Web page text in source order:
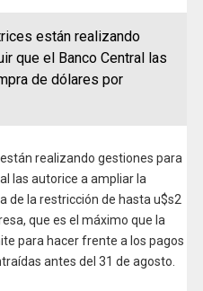
están realizando
que el Banco Central las
de dólares por
realizando gestiones para
las autorice a ampliar la
de la restricción de hasta u$s2
que es el máximo que la
para hacer frente a los pagos
antes del 31 de agosto.